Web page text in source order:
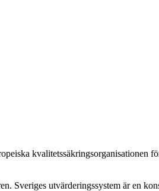
utvärderingssystem är en